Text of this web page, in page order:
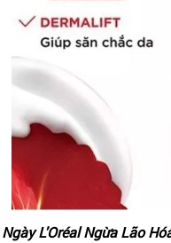
L'Oréal Ngừa Lão